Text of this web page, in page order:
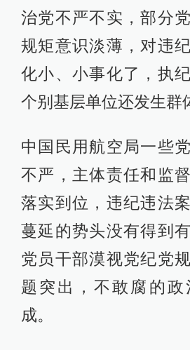
治党不严不实，部分
规矩意识淡薄，对违
化小、小事化了，执
个别基层单位还发生群
中国民用航空局一些
不严，主体责任和监
落实到位，违纪违法
蔓延的势头没有得到
党员干部漠视党纪党
题突出，不敢腐的政
成。